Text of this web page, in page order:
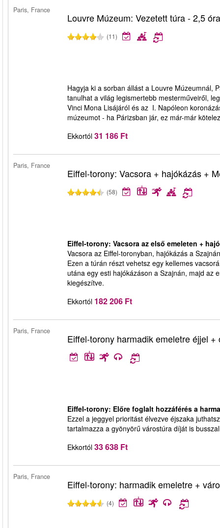
Paris, France
Louvre Múzeum: Vezetett túra - 2,5 óra
(11)
Hagyja ki a sorban állást a Louvre Múzeumnál,
tanulhat a világ legismertebb mesterműveiről,
Vinci Mona Lisájáról és az I. Napóleon
múzeumot - ha Párizsban jár, ez már-már
Ekkortól 31 186 Ft
Paris, France
Eiffel-torony: Vacsora + hajókázás +
(58)
Eiffel-torony: Vacsora az első emeleten +
Vacsora az Eiffel-toronyban, hajókázás a
Ezen a túrán részt vehetsz egy kellemes
utána egy esti hajókázáson a Szajnán, majd az
kiegészítve.
Ekkortól 182 206 Ft
Paris, France
Eiffel-torony harmadik emeletre éjjel +
Eiffel-torony: Előre foglalt hozzáférés a
Ezzel a jeggyel prioritást élvezve éjszaka
tartalmazza a gyönyörű várostúra díját is
Ekkortól 33 638 Ft
Paris, France
Eiffel-torony: harmadik emeletre +
(4)